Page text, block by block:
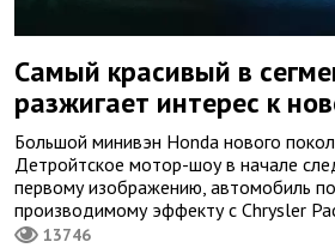
Самый красивый в
разжигает интерес к
Большой минивэн Honda нового
Детройтское мотор-шоу в начале
первому изображению, автомобиль
производимому эффекту с Chrysler
13746